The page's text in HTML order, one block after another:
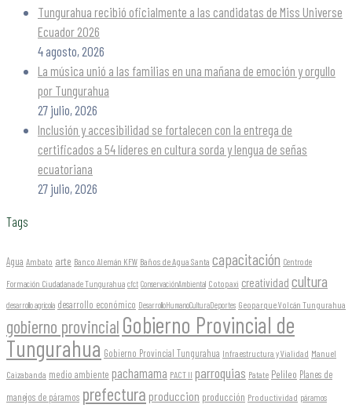
Tungurahua recibió oficialmente a las candidatas de Miss Universe
Ecuador 2026
4 agosto, 2026
La música unió a las familias en una mañana de emoción y orgullo
por Tungurahua
27 julio, 2026
Inclusión y accesibilidad se fortalecen con la entrega de
certificados a 54 líderes en cultura sorda y lengua de señas
ecuatoriana
27 julio, 2026
Tags
Agua Ambato arte Banco Alemán KFW Baños de Agua Santa capacitación Centro de
Formación Ciudadana de Tungurahua cfct ConservaciónAmbiental Cotopaxi creatividad cultura
desarrollo agrícola desarrollo económico DesarrolloHumanoCulturaDeportes Geoparque Volcán Tungurahua
gobierno provincial Gobierno Provincial de
Tungurahua Gobierno Provincial Tungurahua Infraestructura y Vialidad Manuel
Caizabanda medio ambiente pachamama PACT II parroquias Patate Pelileo Planes de
manejos de páramos prefectura produccion producción Productividad páramos